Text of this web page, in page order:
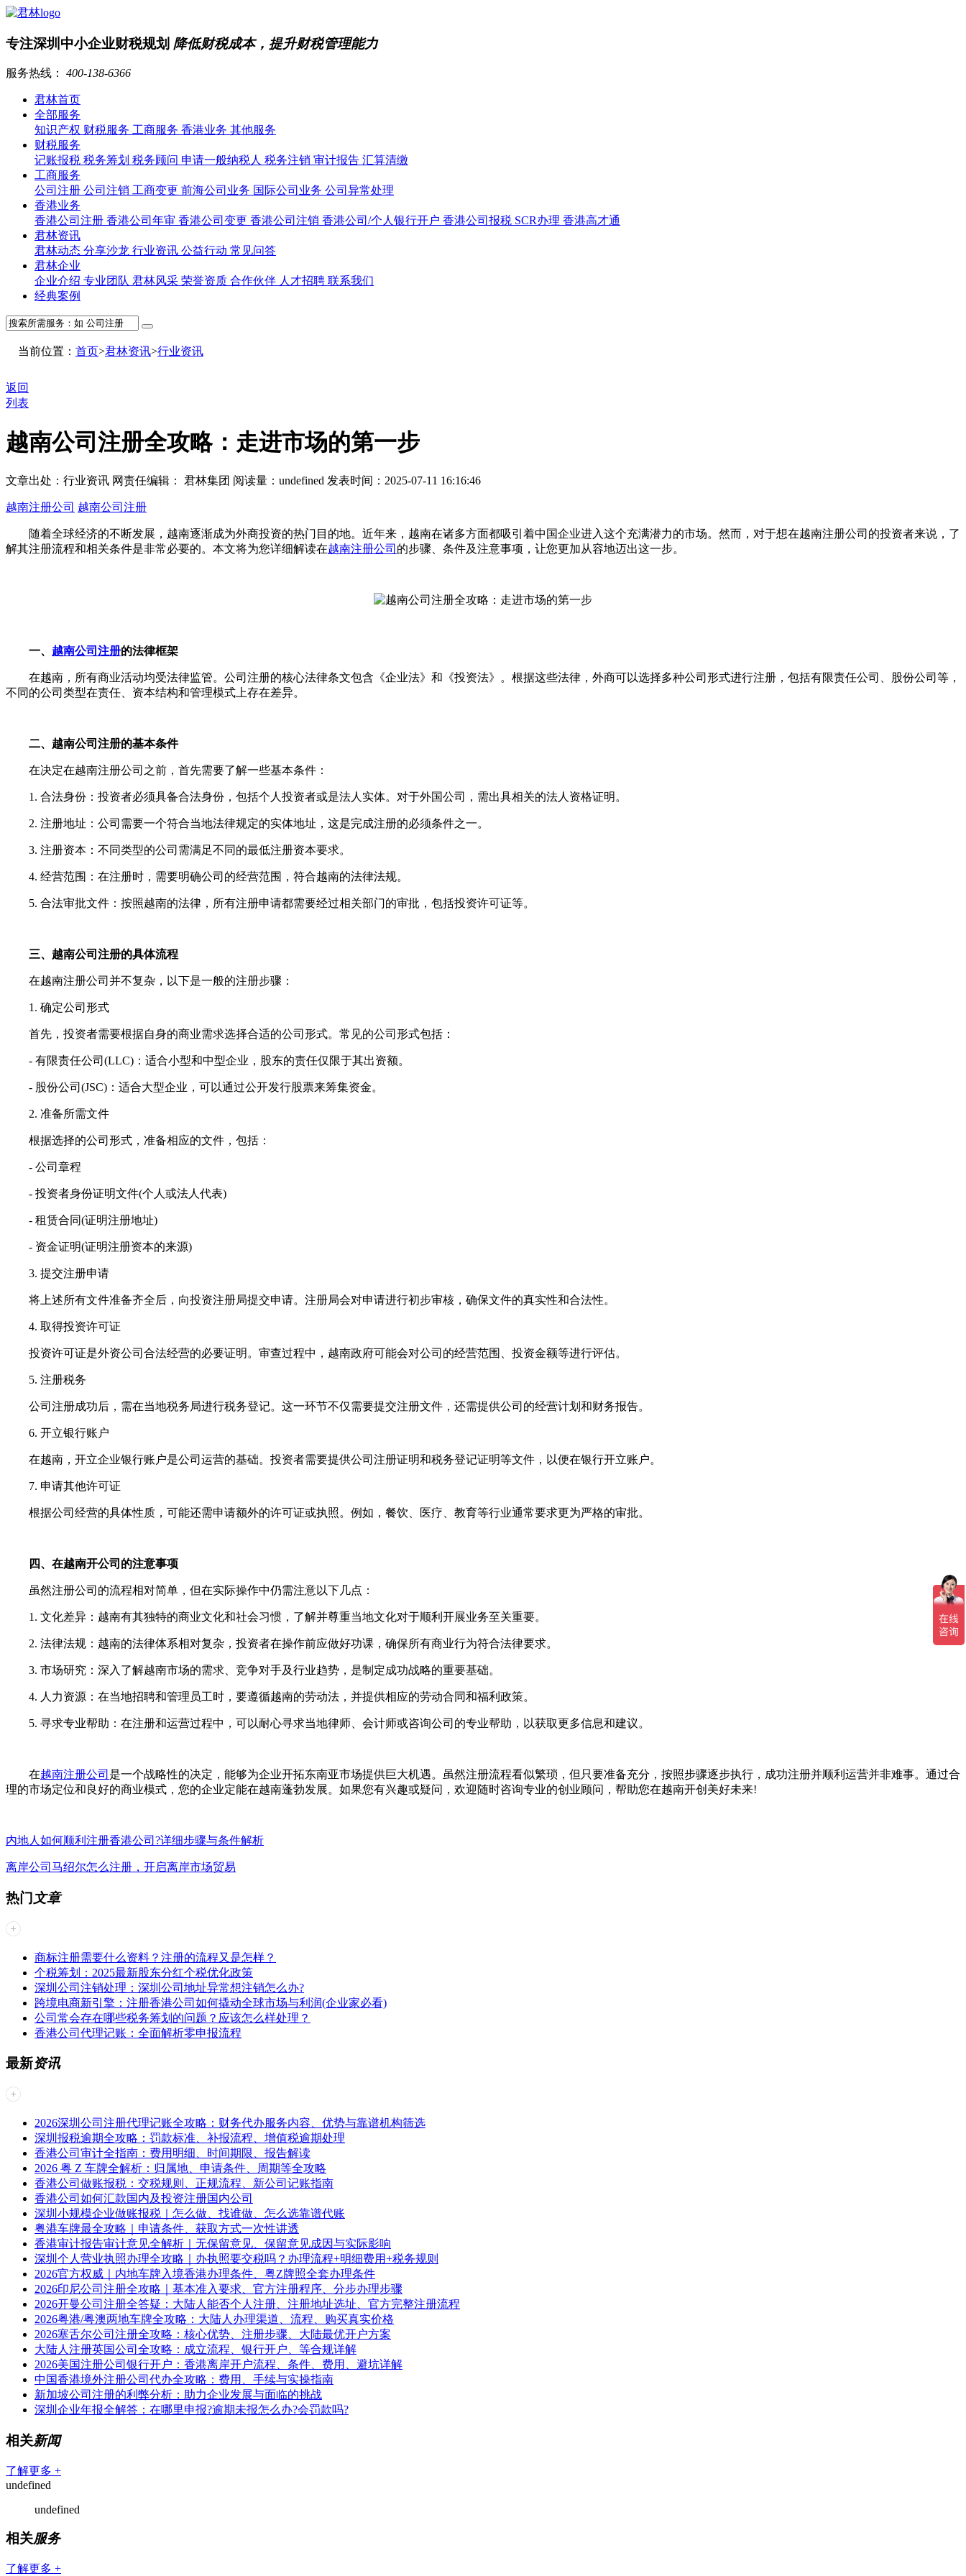
专注深圳中小企业财税规划 降低财税成本，提升财税管理能力
服务热线： 400-138-6366
君林首页
全部服务
知识产权 财税服务 工商服务 香港业务 其他服务
财税服务
记账报税 税务筹划 税务顾问 申请一般纳税人 税务注销 审计报告 汇算清缴
工商服务
公司注册 公司注销 工商变更 前海公司业务 国际公司业务 公司异常处理
香港业务
香港公司注册 香港公司年审 香港公司变更 香港公司注销 香港公司/个人银行开户 香港公司报税 SCR办理 香港高才通
君林资讯
君林动态 分享沙龙 行业资讯 公益行动 常见问答
君林企业
企业介绍 专业团队 君林风采 荣誉资质 合作伙伴 人才招聘 联系我们
经典案例
当前位置： 首页>君林资讯>行业资讯
返回
列表
越南公司注册全攻略：走进市场的第一步
文章出处：行业资讯 网责任编辑： 君林集团 阅读量： undefined 发表时间：2025-07-11 16:16:46
越南注册公司 越南公司注册
随着全球经济的不断发展，越南逐渐成为外商投资的热门目的地。近年来，越南在诸多方面都吸引着中国企业进入这个充满潜力的市场。然而，对于想在越南注册公司的投资者来说，了
解其注册流程和相关条件是非常必要的。本文将为您详细解读在越南注册公司 的步骤、条件及注意事项，让您更加从容地迈出这一步。
一、 越南公司注册的法律框架
在越南，所有商业活动均受法律监管。公司注册的核心法律条文包含《企业法》和《投资法》。根据这些法律，外商可以选择多种公司形式进行注册，包括有限责任公司、股份公司等，
不同的公司类型在责任、资本结构和管理模式上存在差异。
二、越南公司注册的基本条件
在决定在越南注册公司之前，首先需要了解一些基本条件：
1. 合法身份：投资者必须具备合法身份，包括个人投资者或是法人实体。对于外国公司，需出具相关的法人资格证明。
2. 注册地址：公司需要一个符合当地法律规定的实体地址，这是完成注册的必须条件之一。
3. 注册资本：不同类型的公司需满足不同的最低注册资本要求。
4. 经营范围：在注册时，需要明确公司的经营范围，符合越南的法律法规。
5. 合法审批文件：按照越南的法律，所有注册申请都需要经过相关部门的审批，包括投资许可证等。
三、越南公司注册的具体流程
在越南注册公司并不复杂，以下是一般的注册步骤：
1. 确定公司形式
首先，投资者需要根据自身的商业需求选择合适的公司形式。常见的公司形式包括：
- 有限责任公司(LLC)：适合小型和中型企业，股东的责任仅限于其出资额。
- 股份公司(JSC)：适合大型企业，可以通过公开发行股票来筹集资金。
2. 准备所需文件
根据选择的公司形式，准备相应的文件，包括：
- 公司章程
- 投资者身份证明文件(个人或法人代表)
- 租赁合同(证明注册地址)
- 资金证明(证明注册资本的来源)
3. 提交注册申请
将上述所有文件准备齐全后，向投资注册局提交申请。注册局会对申请进行初步审核，确保文件的真实性和合法性。
4. 取得投资许可证
投资许可证是外资公司合法经营的必要证明。审查过程中，越南政府可能会对公司的经营范围、投资金额等进行评估。
5. 注册税务
公司注册成功后，需在当地税务局进行税务登记。这一环节不仅需要提交注册文件，还需提供公司的经营计划和财务报告。
6. 开立银行账户
在越南，开立企业银行账户是公司运营的基础。投资者需要提供公司注册证明和税务登记证明等文件，以便在银行开立账户。
7. 申请其他许可证
根据公司经营的具体性质，可能还需申请额外的许可证或执照。例如，餐饮、医疗、教育等行业通常要求更为严格的审批。
四、在越南开公司的注意事项
虽然注册公司的流程相对简单，但在实际操作中仍需注意以下几点：
1. 文化差异：越南有其独特的商业文化和社会习惯，了解并尊重当地文化对于顺利开展业务至关重要。
2. 法律法规：越南的法律体系相对复杂，投资者在操作前应做好功课，确保所有商业行为符合法律要求。
3. 市场研究：深入了解越南市场的需求、竞争对手及行业趋势，是制定成功战略的重要基础。
4. 人力资源：在当地招聘和管理员工时，要遵循越南的劳动法，并提供相应的劳动合同和福利政策。
5. 寻求专业帮助：在注册和运营过程中，可以耐心寻求当地律师、会计师或咨询公司的专业帮助，以获取更多信息和建议。
在越南注册公司 是一个战略性的决定，能够为企业开拓东南亚市场提供巨大机遇。虽然注册流程看似繁琐，但只要准备充分，按照步骤逐步执行，成功注册并顺利运营并非难事。通过合
理的市场定位和良好的商业模式，您的企业定能在越南蓬勃发展。如果您有兴趣或疑问，欢迎随时咨询专业的创业顾问，帮助您在越南开创美好未来!
内地人如何顺利注册香港公司?详细步骤与条件解析
离岸公司马绍尔怎么注册，开启离岸市场贸易
热门 文章
商标注册需要什么资料？注册的流程又是怎样？
个税筹划：2025最新股东分红个税优化政策
深圳公司注销处理：深圳公司地址异常想注销怎么办?
跨境电商新引擎：注册香港公司如何撬动全球市场与利润(企业家必看)
公司常会存在哪些税务筹划的问题？应该怎么样处理？
香港公司代理记账：全面解析零申报流程
最新资讯
2026深圳公司注册代理记账全攻略：财务代办服务内容、优势与靠谱机构筛选
深圳报税逾期全攻略：罚款标准、补报流程、增值税逾期处理
香港公司审计全指南：费用明细、时间期限、报告解读
2026 粤 Z 车牌全解析：归属地、申请条件、周期等全攻略
香港公司做账报税：交税规则、正规流程、新公司记账指南
香港公司如何汇款国内及投资注册国内公司
深圳小规模企业做账报税｜怎么做、找谁做、怎么选靠谱代账
粤港车牌最全攻略｜申请条件、获取方式一次性讲透
香港审计报告审计意见全解析｜无保留意见、保留意见成因与实际影响
深圳个人营业执照办理全攻略｜办执照要交税吗？办理流程+明细费用+税务规则
2026官方权威｜内地车牌入境香港办理条件、粤Z牌照全套办理条件
2026印尼公司注册全攻略｜基本准入要求、官方注册程序、分步办理步骤
2026开曼公司注册全答疑：大陆人能否个人注册、注册地址选址、官方完整注册流程
2026粤港/粤澳两地车牌全攻略：大陆人办理渠道、流程、购买真实价格
2026塞舌尔公司注册全攻略：核心优势、注册步骤、大陆最优开户方案
大陆人注册英国公司全攻略：成立流程、银行开户、等合规详解
2026美国注册公司银行开户：香港离岸开户流程、条件、费用、避坑详解
中国香港境外注册公司代办全攻略：费用、手续与实操指南
新加坡公司注册的利弊分析：助力企业发展与面临的挑战
深圳企业年报全解答：在哪里申报?逾期未报怎么办?会罚款吗?
相关新闻
了解更多 +
undefined
undefined
相关服务
了解更多 +